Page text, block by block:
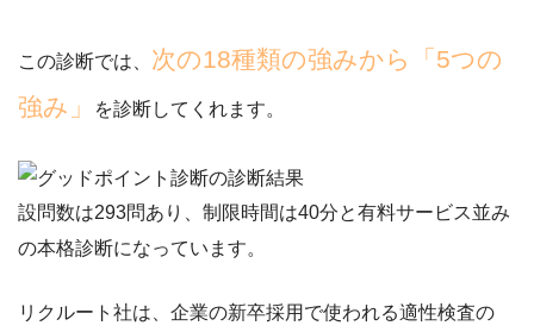
この診断では、 次の18種類の強みから「5つの
強み」
を診断してくれます。
設問数は293問あり、制限時間は40分と有料サービス並み
の本格診断になっています。
リクルート社は、企業の新卒採用で使われる適性検査の